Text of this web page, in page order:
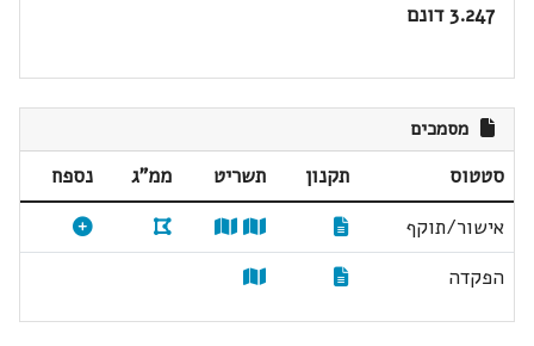
3.247 דונם
מסמכים
סטטוס תקנון תשריט ממ"ג
נספח
אישור/תוקף
הפקדה